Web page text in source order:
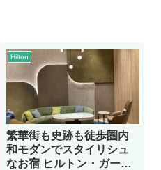
Hilton
繁華街も史跡も徒歩圏内
和モダンでスタイリシュ
なお宿 ヒルトン・ガーデ